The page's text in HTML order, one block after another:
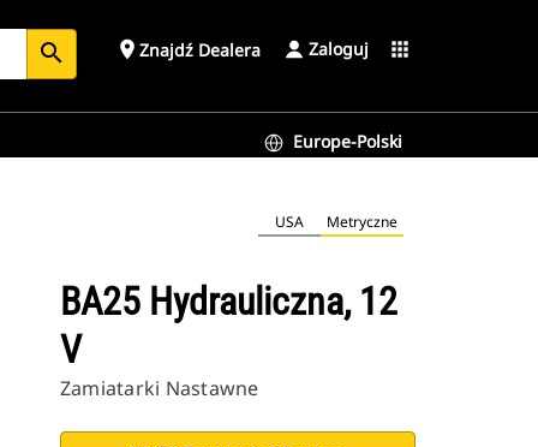
search place Znajdź Dealera Zaloguj apps
Europe-Polski
USA Metryczne
BA25 Hydrauliczna, 12
V
Zamiatarki Nastawne